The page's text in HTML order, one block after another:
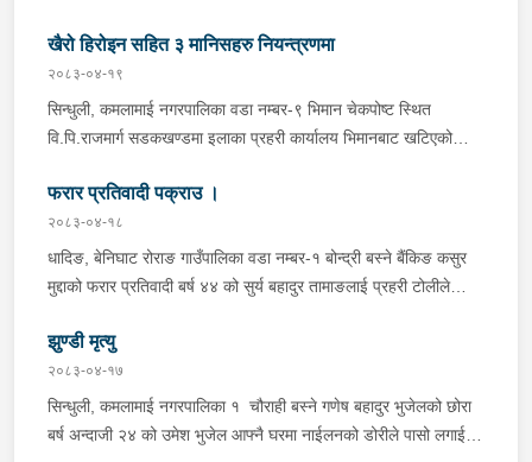
खैरो हिरोइन सहित ३ मानिसहरु नियन्त्रणमा
२०८३-०४-१९
सिन्धुली, कमलामाई नगरपालिका वडा नम्बर-९ भिमान चेकपोष्ट स्थित
वि.पि.राजमार्ग सडकखण्डमा इलाका प्रहरी कार्यालय भिमानबाट खटिएको
बर्दिवासको संयुक्त टोलीले मोरङबाट काठमाण्डौ तर्फ जाँदै गरेको चालक
सिन्धुली कमलामाई नगरपालिका वडा नम्बर- १२ बस्ने बर्ष अन्दाजी-२९ को
चन्द्र बहादुर माझीले चलाएको म.प्र. व०४-००१ ज ००८६ नं. को
यात्रुबाहक E.V. हायसमा सवार जिल्ला सिराह मिर्चैया नगरपालिका-५ बस्ने
ल्याएको तरकारीको बोरा भित्र डब्बामा प्लास्टिकले पोका पारी लुकाई छिपाई
ल्याएको लागु औषध खैरो हिरोइन जस्तो देखिने गिलो पदार्थ ४५.१९० फेला
पारी नियन्त्रणमा लिई सोधपुछ गर्दा पछाडी मोटरसाइकलमा सवार चालक
अभिषेक कुमार साह र सवार राहुल कुमार मण्डलले उक्त सामान दिई पठाएको
भनि खुल्न आएको हुँदा मोटरसाइकल सहित निजहरुलाई नियन्त्रणमा लिई थप
फरार प्रतिवादी पक्राउ ।
२०८३-०४-१८
धादिङ, बेनिघाट रोराङ गाउँपालिका वडा नम्बर-१ बोन्द्री बस्ने बैंकिङ कसुर
मुद्दाको फरार प्रतिवादी बर्ष ४४ को सुर्य बहादुर तामाङलाई प्रहरी टोलीले
झुण्डी मृत्यु
२०८३-०४-१७
सिन्धुली, कमलामाई नगरपालिका १ चौराही बस्ने गणेष बहादुर भुजेलको छोरा
बर्ष अन्दाजी २४ को उमेश भुजेल आफ्नै घरमा नाईलनको डोरीले पासो लगाई